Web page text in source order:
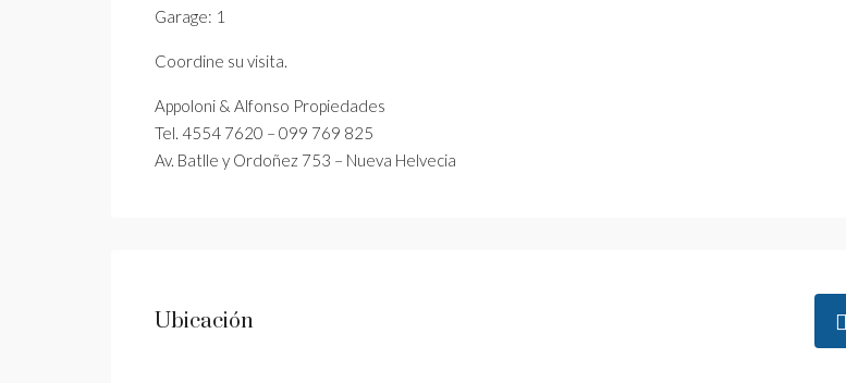
Garage: 1
Coordine su visita.
Appoloni & Alfonso Propiedades
Tel. 4554 7620 – 099 769 825
Av. Batlle y Ordoñez 753 – Nueva Helvecia
Ubicación